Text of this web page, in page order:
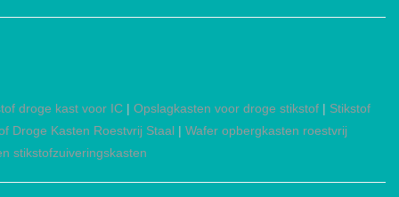
droge kast voor IC | Opslagkasten voor droge stikstof | Stikstof
Droge Kasten Roestvrij Staal | Wafer opbergkasten roestvrij
stikstofzuiveringskasten